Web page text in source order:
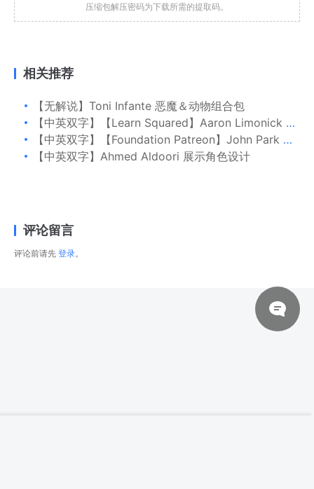
压缩包解压密码为下载所需的提取码。
相关推荐
【无解说】Toni Infante 恶魔＆动物组合包
【中英双字】【Learn Squared】Aaron Limonick 详细概念设计草图
【中英双字】【Foundation Patreon】John Park 环境基础
【中英双字】Ahmed Aldoori 展示角色设计
评论留言
评论前请先 登录。